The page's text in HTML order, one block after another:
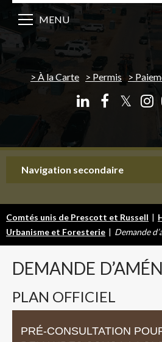
À la Carte Permis
𝕏
MENU
Navigation secondaire
Comtés unis de Prescott et Russell |
Urbanisme et Foresterie | Demande
DEMANDE
PLAN OFFICIEL
PRÉ-CONSULTATION